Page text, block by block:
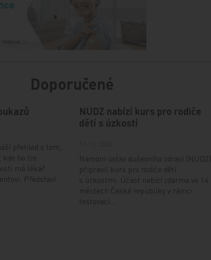
Doporučené
přehled o tom,
kde ho lze
má lékař
Představí
NUDZ nabízí kurs pro rodiče
dětí s úzkostí
Národní ústav duševního zdraví (NUDZ)
připravil kurs pro rodiče dětí
s úzkostmi. Účast nabízí zdarma ve 14
městech České republiky v rámci
testovací…